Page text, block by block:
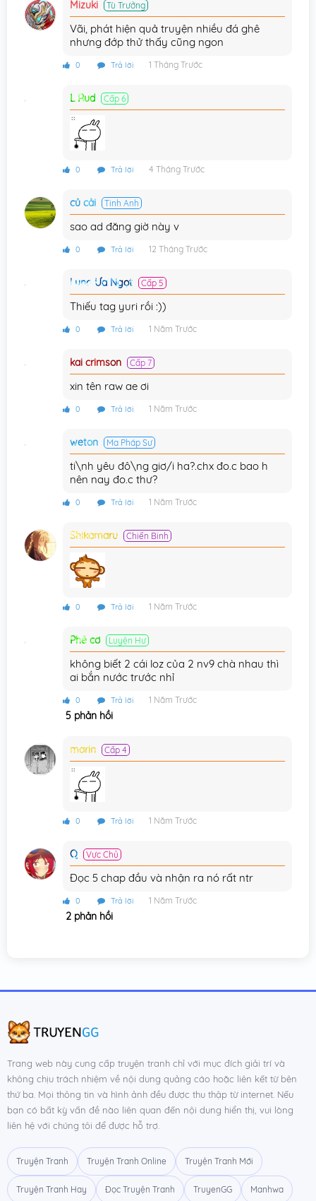
Chương 4
Chương 2 17/06/2025
Chương 1
Mizuki Tù Trưởng
Vãi, phát hiện quả truyện nhiều đá ghê
nhưng đớp thử thấy cũng ngon
0 Trả lời 1 Tháng Trước
L Rud Cấp 6
0 Trả lời 4 Tháng Trước
củ cải Tinh Anh
sao ad đăng giờ này v
0 Trả lời 12 Tháng Trước
Luna Ưa Ngọt Cấp 5
Thiếu tag yuri rồi :))
0 Trả lời 1 Năm Trước
kai crimson Cấp 7
xin tên raw ae ơi
0 Trả lời 1 Năm Trước
weton Ma Pháp Sư
ti\nh yêu đô\ng giơ/i ha?.chx đo.c bao h
nên nay đo.c thư?
0 Trả lời 1 Năm Trước
Shikamaru Chiến Binh
0 Trả lời 1 Năm Trước
Phê cơ Luyện Hư
không biết 2 cái loz của 2 nv9 chà nhau thì
ai bắn nước trước nhỉ
0 Trả lời 1 Năm Trước
5 phản hồi
marin Cấp 4
0 Trả lời 1 Năm Trước
Q Vực Chủ
Đọc 5 chap đầu và nhận ra nó rất ntr
0 Trả lời 1 Năm Trước
2 phản hồi
Trang web này cung cấp truyện tranh chỉ với mục đích giải trí và
không chịu trách nhiệm về nội dung quảng cáo hoặc liên kết từ bên
thứ ba. Mọi thông tin và hình ảnh đều được thu thập từ internet. Nếu
bạn có bất kỳ vấn đề nào liên quan đến nội dung hiển thị, vui lòng
liên hệ với chúng tôi để được hỗ trợ.
Truyện Tranh Truyện Tranh Online Truyện Tranh Mới
Truyện Tranh Hay Đọc Truyện Tranh TruyenGG Manhwa